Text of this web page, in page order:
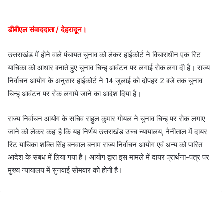
डीबीएल संवाददाता / देहरादून।
उत्तराखंड में होने वाले पंचायत चुनाव को लेकर हाईकोर्ट ने विचाराधीन एक रिट
याचिका को आधार बनाते हुए चुनाव चिन्ह् आवंटन पर लगाई रोक लगा दी है। राज्य
निर्वाचन आयोग के अनुसार हाईकोर्ट ने 14 जुलाई को दोपहर 2 बजे तक चुनाव
चिन्ह् आवंटन पर रोक लगाये जाने का आदेश दिया है।
राज्य निर्वाचन आयोग के सचिव राहुल कुमार गोयल ने चुनाव चिन्ह् पर रोक लगाए
जाने को लेकर कहा है कि यह निर्णय उत्तराखंड उच्च न्यायालय, नैनीताल में दायर
रिट याचिका शक्ति सिंह बनवाल बनाम राज्य निर्वाचन आयोग एवं अन्य को पारित
आदेश के संबंध में लिया गया है। आयोग द्वारा इस मामले में दायर प्रार्थना-पत्र पर
मुख्य न्यायालय में सुनवाई सोमवार को होनी है।